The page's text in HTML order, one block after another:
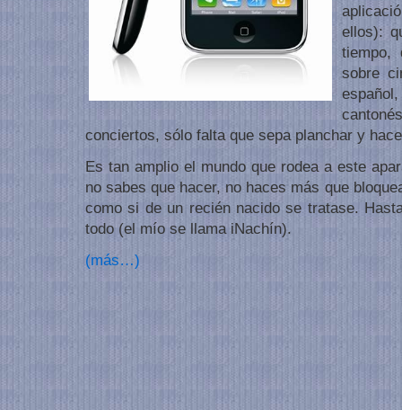
ellos):
tiempo,
sobre
conciertos, sólo falta que sepa planchar y
Es tan amplio el mundo que rodea a este
no sabes que hacer, no haces más que
como si de un recién nacido se tratase.
todo (el mío se llama iNachín).
(más…)